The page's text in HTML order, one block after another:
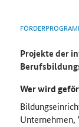
Projekte der
Wer wird
Unternehmen,